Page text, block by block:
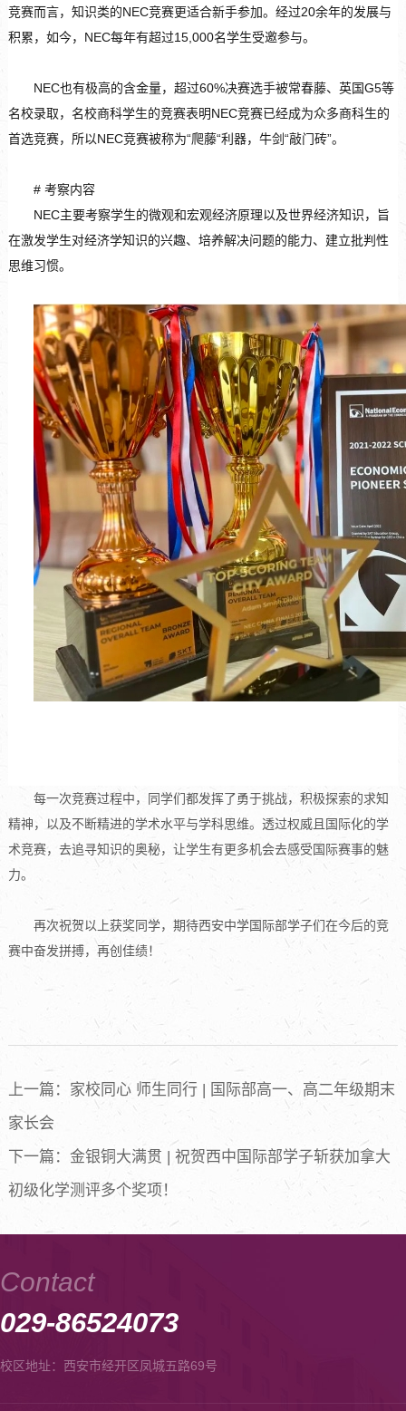
竞赛而言，知识类的NEC竞赛更适合新手参加。经过20余年的发展与
积累，如今，NEC每年有超过15,000名学生受邀参与。
NEC也有极高的含金量，超过60%决赛选手被常春藤、英国G5等
名校录取，名校商科学生的竞赛表明NEC竞赛已经成为众多商科生的
首选竞赛，所以NEC竞赛被称为“爬藤“利器，牛剑“敲门砖”。
#考察内容
NEC主要考察学生的微观和宏观经济原理以及世界经济知识，旨
在激发学生对经济学知识的兴趣、培养解决问题的能力、建立批判性
思维习惯。
每一次竞赛过程中，同学们都发挥了勇于挑战，积极探索的求知
精神，以及不断精进的学术水平与学科思维。透过权威且国际化的学
术竞赛，去追寻知识的奥秘，让学生有更多机会去感受国际赛事的魅
力。
再次祝贺以上获奖同学，期待西安中学国际部学子们在今后的竞
赛中奋发拼搏，再创佳绩！
上一篇：家校同心 师生同行 | 国际部高一、高二年级期末
家长会
下一篇：金银铜大满贯 | 祝贺西中国际部学子斩获加拿大
初级化学测评多个奖项！
Contact
029-86524073
校区地址：西安市经开区凤城五路69号